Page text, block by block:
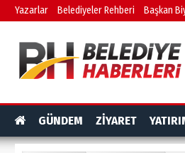
Yazarlar Belediyeler Rehberi Başkan
GÜNDEM ZİYARET